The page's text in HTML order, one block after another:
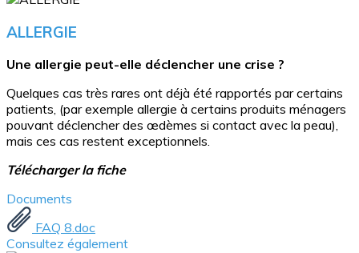
ALLERGIE
Une allergie peut-elle déclencher une crise ?
Quelques cas très rares ont déjà été rapportés par certains
patients, (par exemple allergie à certains produits ménagers
pouvant déclencher des œdèmes si contact avec la peau),
mais ces cas restent exceptionnels.
Télécharger la fiche
Documents
FAQ 8.doc
Consultez également